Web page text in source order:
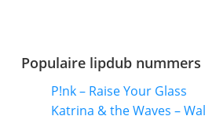
Populaire lipdub nummers
P!nk – Raise Your Glass
Katrina & the Waves –